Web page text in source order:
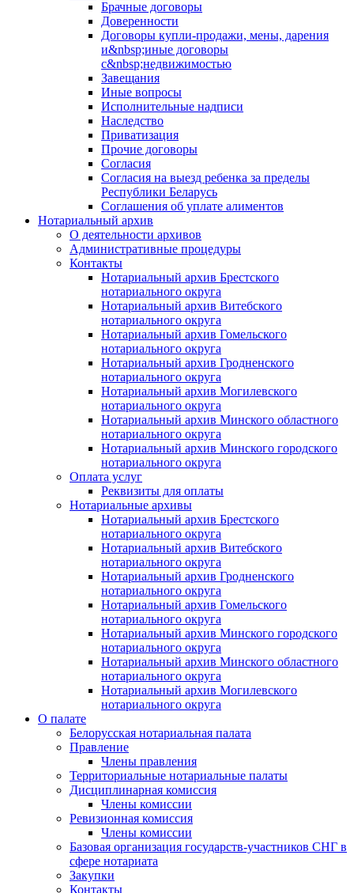
Брачные договоры
Доверенности
Договоры купли-продажи, мены, дарения
и&nbsp;иные договоры
с&nbsp;недвижимостью
Завещания
Иные вопросы
Исполнительные надписи
Наследство
Приватизация
Прочие договоры
Согласия
Согласия на выезд ребенка за пределы
Республики Беларусь
Соглашения об уплате алиментов
Нотариальный архив
О деятельности архивов
Административные процедуры
Контакты
Нотариальный архив Брестского
нотариального округа
Нотариальный архив Витебского
нотариального округа
Нотариальный архив Гомельского
нотариального округа
Нотариальный архив Гродненского
нотариального округа
Нотариальный архив Могилевского
нотариального округа
Нотариальный архив Минского областного
нотариального округа
Нотариальный архив Минского городского
нотариального округа
Оплата услуг
Реквизиты для оплаты
Нотариальные архивы
Нотариальный архив Брестского
нотариального округа
Нотариальный архив Витебского
нотариального округа
Нотариальный архив Гродненского
нотариального округа
Нотариальный архив Гомельского
нотариального округа
Нотариальный архив Минского городского
нотариального округа
Нотариальный архив Минского областного
нотариального округа
Нотариальный архив Могилевского
нотариального округа
О палате
Белорусская нотариальная палата
Правление
Члены правления
Территориальные нотариальные палаты
Дисциплинарная комиссия
Члены комиссии
Ревизионная комиссия
Члены комиссии
Базовая организация государств-участников СНГ в
сфере нотариата
Закупки
Контакты